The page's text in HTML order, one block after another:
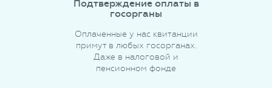
Подтверждение оплаты в
госорганы
Оплаченные у нас квитанции
примут в любых госорганах.
Даже в налоговой и
пенсионном фонде